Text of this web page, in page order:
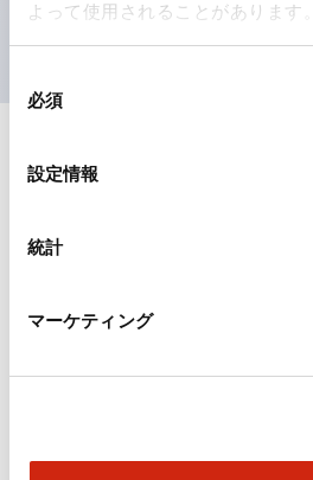
よって使用されることがあります。
必須
設定情報
統計
マーケティング
UL、CSA、TÜV、CCC認証品。
仕様
取付設置仕様